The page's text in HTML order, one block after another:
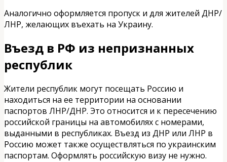
Аналогично оформляется пропуск и для жителей ДНР/
ЛНР, желающих въехать на Украину.
Въезд в РФ из непризнанных
республик
Жители республик могут посещать Россию и
находиться на ее территории на основании
паспортов ЛНР/ДНР. Это относится и к пересечению
российской границы на автомобилях с номерами,
выданными в республиках. Въезд из ДНР или ЛНР в
Россию может также осуществляться по украинским
паспортам. Оформлять российскую визу не нужно.